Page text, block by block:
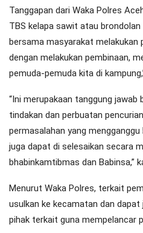
Tanggapan dari Waka Polres
TBS kelapa sawit atau
bersama masyarakat melakukan
dengan melakukan pembinaan,
pemuda-pemuda kita di
“Ini merupakaan tanggung jawab
tindakan dan perbuatan
permasalahan yang
juga dapat di selesaikan secara
bhabinkamtibmas dan Babinsa,”
Menurut Waka Polres, terkait
usulkan ke kecamatan dan dapat
pihak terkait guna mempelancar